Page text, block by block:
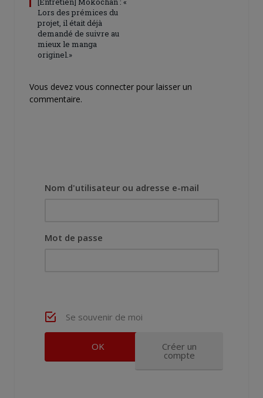
Lors des prémices du
projet, il était déjà
demandé de suivre au
mieux le manga
originel.»
Vous devez vous connecter pour laisser un
commentaire.
Nom d'utilisateur ou adresse e-mail
Mot de passe
Se souvenir de moi
Créer un
compte